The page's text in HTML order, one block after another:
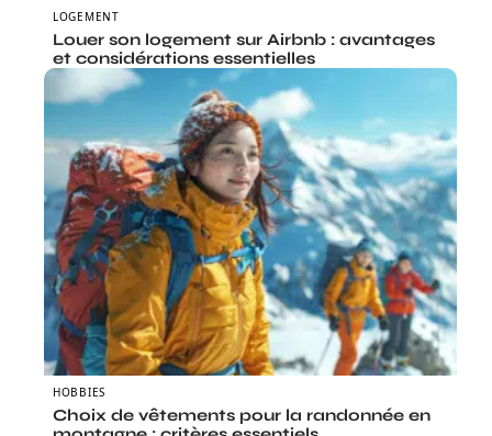
LOGEMENT
Louer son logement sur Airbnb : avantages
et considérations essentielles
HOBBIES
Choix de vêtements pour la randonnée en